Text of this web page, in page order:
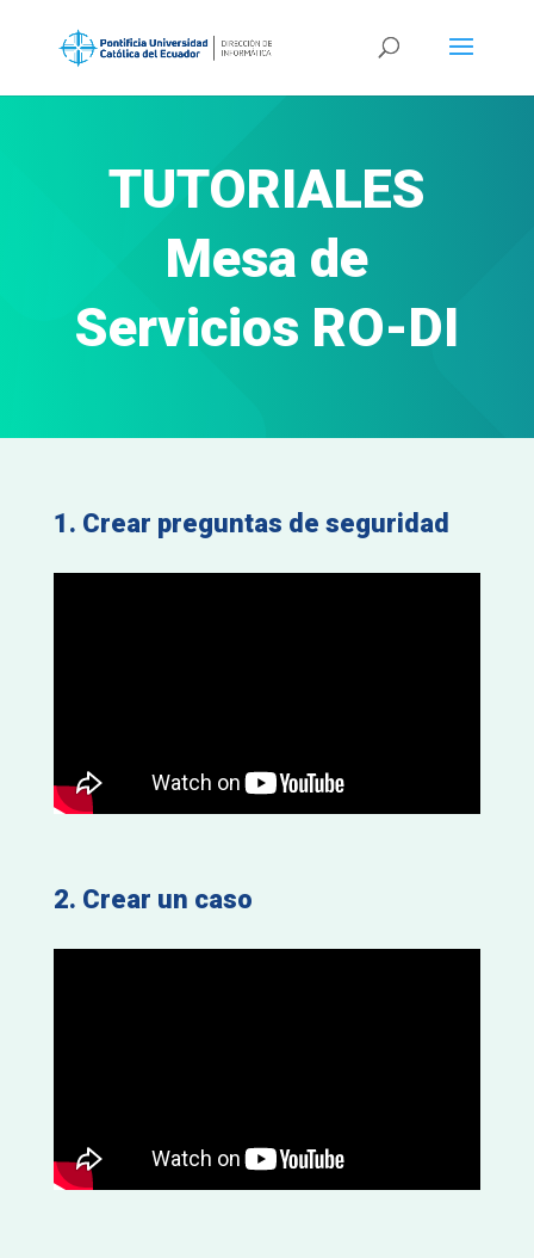
TUTORIALES
Mesa de
Servicios RO-DI
1. Crear preguntas de seguridad
2. Crear un caso